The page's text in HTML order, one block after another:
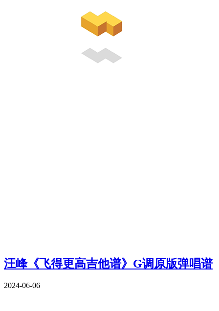
汪峰《飞得更高吉他谱》G调原版弹唱谱
2024-06-06